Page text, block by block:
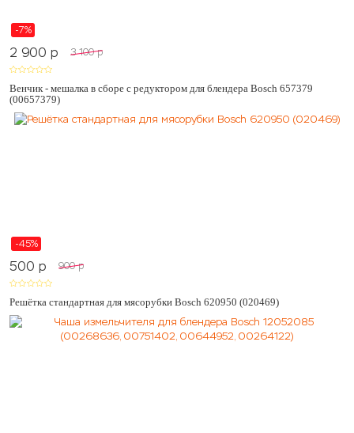
-7%
2 900 p 3 100 p
Венчик - мешалка в сборе с редуктором для блендера Bosch 657379
(00657379)
-45%
500 p 900 p
Решётка стандартная для мясорубки Bosch 620950 (020469)